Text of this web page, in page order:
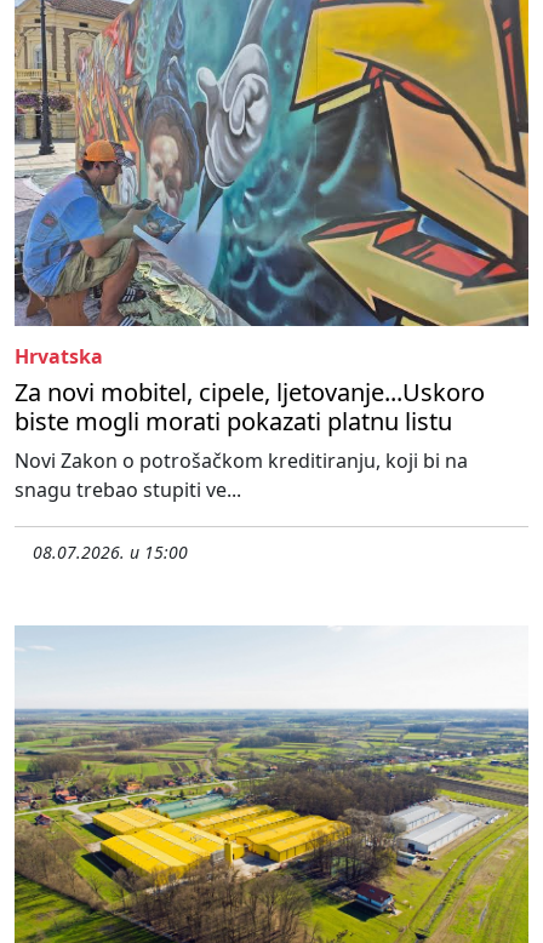
Hrvatska
Za novi mobitel, cipele, ljetovanje...Uskoro
biste mogli morati pokazati platnu listu
Novi Zakon o potrošačkom kreditiranju, koji bi na
snagu trebao stupiti ve...
08.07.2026. u 15:00